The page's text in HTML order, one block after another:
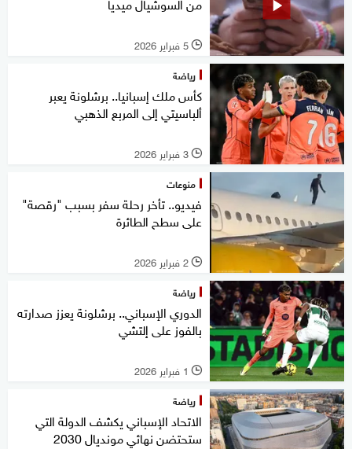
l 5 فبراير 2026
رياضة
كأس ملك إسبانيا.. برشلونة يعبر
ألباسيتي إلى المربع الذهبي
l 3 فبراير 2026
منوعات
فيديو.. تأخر رحلة سفر بسبب "رقصة"
على سطح الطائرة
l 2 فبراير 2026
رياضة
الدوري الإسباني.. برشلونة يعزز صدارته
بالفوز على إلتشي
l 1 فبراير 2026
رياضة
الاتحاد الإسباني يكشف الدولة التي
ستحتضن نهائي مونديال 2030